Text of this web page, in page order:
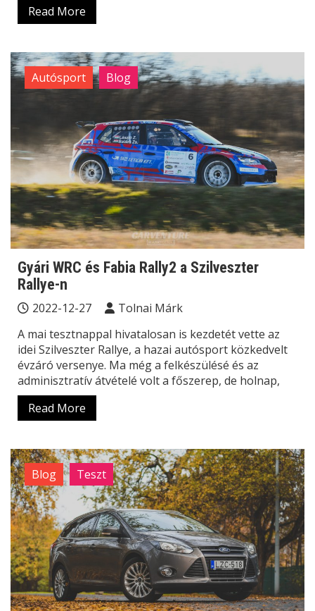
Read More
Autósport Blog
Gyári WRC és Fabia Rally2 a Szilveszter
Rallye-n
2022-12-27
Tolnai Márk
A mai tesztnappal hivatalosan is kezdetét vette az
idei Szilveszter Rallye, a hazai autósport közkedvelt
évzáró versenye. Ma még a felkészülésé és az
adminisztratív átvételé volt a főszerep, de holnap,
Read More
Blog Teszt